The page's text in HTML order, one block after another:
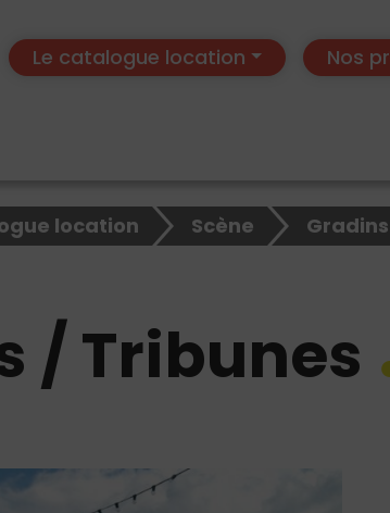
Le catalogue location Nos
location Scène
/ Tribunes